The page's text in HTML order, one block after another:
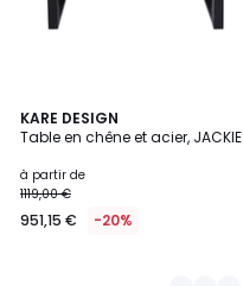
KARE DESIGN
Table en chêne et acier, JACKIE
à partir de
1119,00 €
951,15 € -20%
3
Couleurs